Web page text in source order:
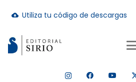
cloud_download Utiliza tu código de descargas
hay resultados